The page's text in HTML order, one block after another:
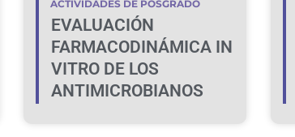
ACTIVIDADES DE POSGRADO
EVALUACIÓN
FARMACODINÁMICA IN
VITRO DE LOS
ANTIMICROBIANOS